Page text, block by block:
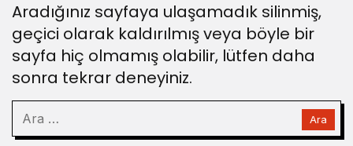
Aradığınız sayfaya ulaşamadık silinmiş,
geçici olarak kaldırılmış veya böyle bir
sayfa hiç olmamış olabilir, lütfen daha
sonra tekrar deneyiniz.